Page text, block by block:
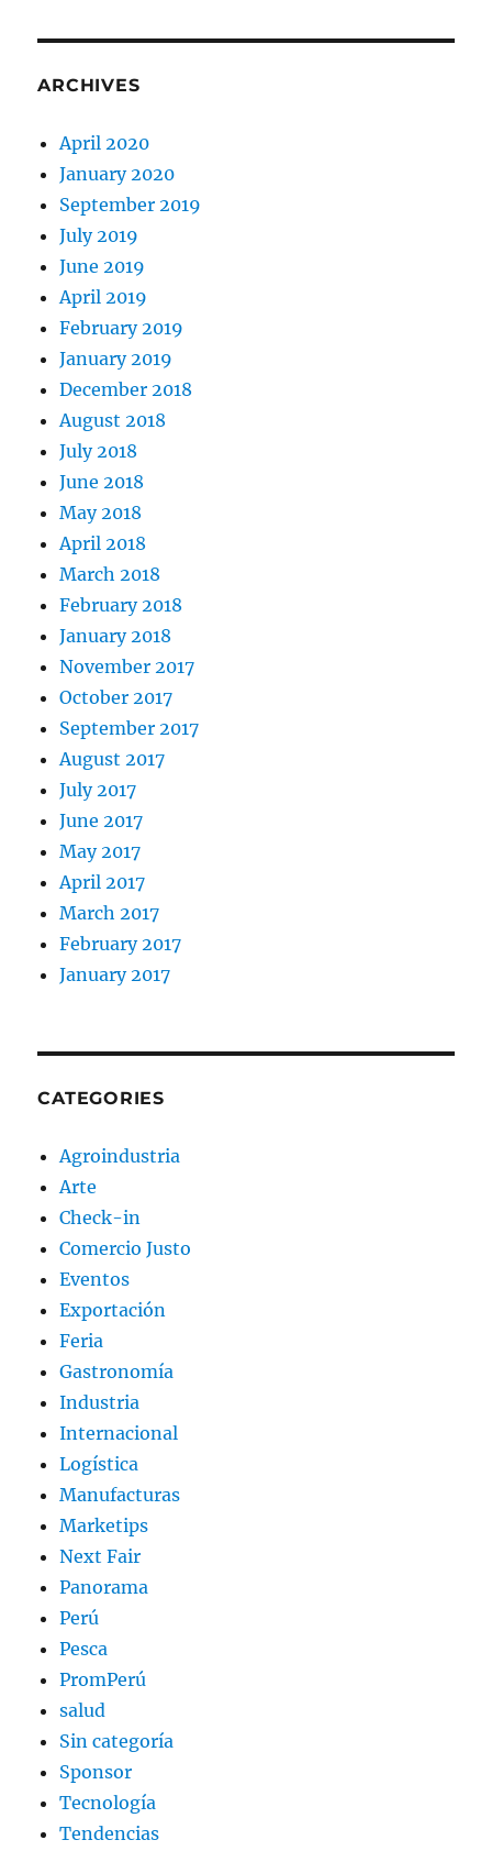
ARCHIVES
April 2020
January 2020
September 2019
July 2019
June 2019
April 2019
February 2019
January 2019
December 2018
August 2018
July 2018
June 2018
May 2018
April 2018
March 2018
February 2018
January 2018
November 2017
October 2017
September 2017
August 2017
July 2017
June 2017
May 2017
April 2017
March 2017
February 2017
January 2017
CATEGORIES
Agroindustria
Arte
Check-in
Comercio Justo
Eventos
Exportación
Feria
Gastronomía
Industria
Internacional
Logística
Manufacturas
Marketips
Next Fair
Panorama
Perú
Pesca
PromPerú
salud
Sin categoría
Sponsor
Tecnología
Tendencias